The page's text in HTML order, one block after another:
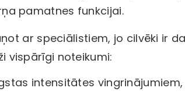
pamatnes funkcijai.
ar speciālistiem, jo ​​cilvēki ir
vispārīgi noteikumi:
intensitātes